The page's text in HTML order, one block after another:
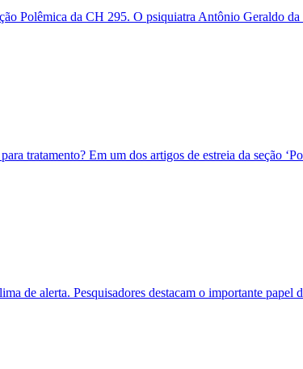
Polêmica da CH 295. O psiquiatra Antônio Geraldo
tratamento? Em um dos artigos de estreia da seção
de alerta. Pesquisadores destacam o importante papel